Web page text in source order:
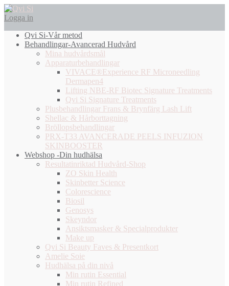
Logga in
Qvi Si-Vår metod
Behandlingar-Avancerad Hudvård
Mina hudvårdsmål
Apparaturbehandlingar
VIVACE®Experience RF Microneedling
Dermapen4
Lifting NBE-RF Biotec Signature Treatments
Qvi Si Signature Treatments
Plusbehandlingar Frans & Brynfärg Lash Lift
Shellac & Hårborttagning
Bröllopsbehandlingar
PRX-T33 AVANCERADE PEELS INFUZION
SKINBOOSTER
Webshop -Din hudhälsa
Resultatinriktad Hudvård-Shop
ZO Skin Health
Skinbetter Science
Colorescience
Biosil
Genosys
Skeyndor
Ansiktsmasker & Specialprodukter
Make up
Qvi Si Beauty Faves & Presentkort
Amelie Soie
Hudhälsa på din nivå
Min rutin Essential
Min rutin Refined